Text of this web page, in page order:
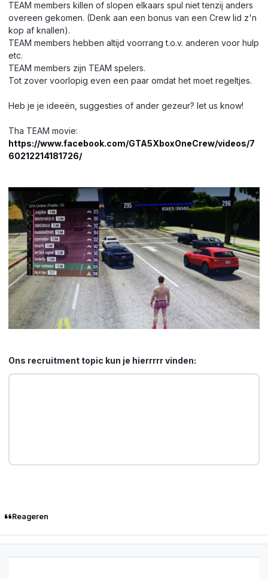
TEAM members killen of slopen elkaars spul niet tenzij anders
overeen gekomen. (Denk aan een bonus van een Crew lid z'n
kop af knallen).
TEAM members hebben altijd voorrang t.o.v. anderen voor hulp
etc.
TEAM members zijn TEAM spelers.
Tot zover voorlopig even een paar omdat het moet regeltjes.
Heb je je ideeën, suggesties of ander gezeur? let us know!
Tha TEAM movie:
https://www.facebook.com/GTA5XboxOneCrew/videos/7
60212214181726/
Ons recruitment topic kun je hierrrrr vinden:
Reageren